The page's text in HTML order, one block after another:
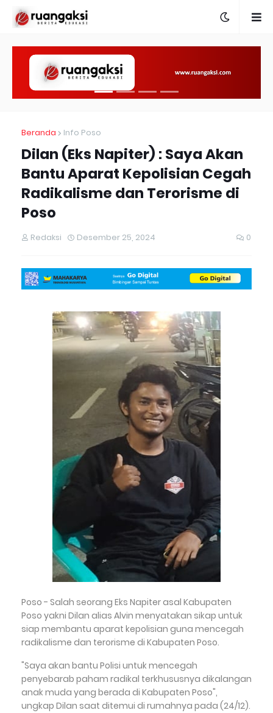
Beranda Info Poso
Dilan (Eks Napiter) : Saya Akan
Bantu Aparat Kepolisian Cegah
Radikalisme dan Terorisme di
Poso
Redaksi Desember 25, 2024 0
Poso - Salah seorang Eks Napiter asal Kabupaten
Poso yakni Dilan alias Alvin menyatakan sikap untuk
siap membantu aparat kepolisian guna mencegah
radikalisme dan terorisme di Kabupaten Poso.
"Saya akan bantu Polisi untuk mencegah
penyebarab paham radikal terkhususnya dikalangan
anak muda yang berada di Kabupaten Poso",
ungkap Dilan saat ditemui di rumahnya pada (24/12).